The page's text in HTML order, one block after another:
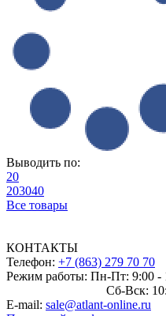
Выводить по:
20
203040
Все товары
КОНТАКТЫ
Телефон: +7 (863) 279 70 70
Режим работы: Пн-Пт: 9:00 -
Сб-Вск:
E-mail: sale@atlant-online.ru